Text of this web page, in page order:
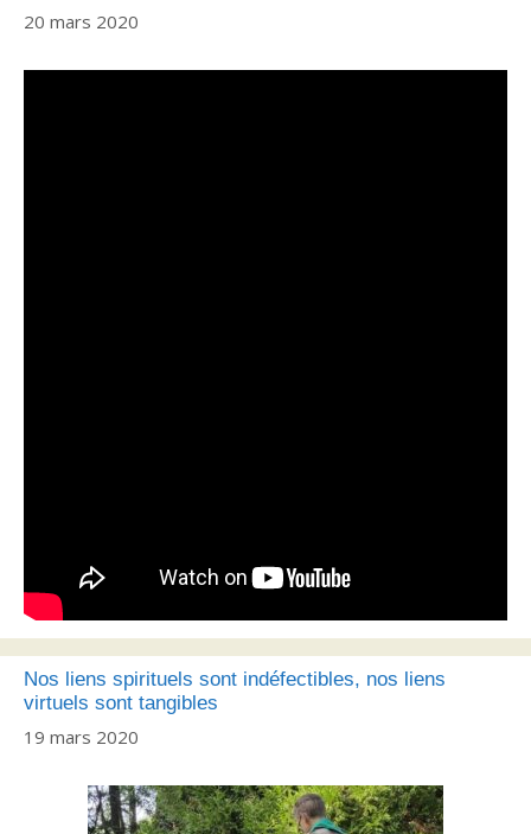
20 mars 2020
Nos liens spirituels sont indéfectibles, nos liens
virtuels sont tangibles
19 mars 2020